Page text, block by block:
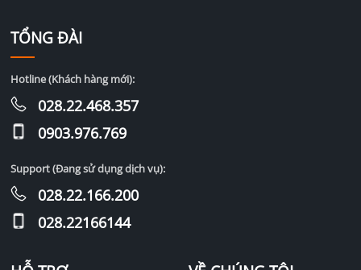
TỔNG ĐÀI
Hotline (Khách hàng mới):
028.22.468.357
0903.976.769
Support (Đang sử dụng dịch vụ):
028.22.166.200
028.22166144